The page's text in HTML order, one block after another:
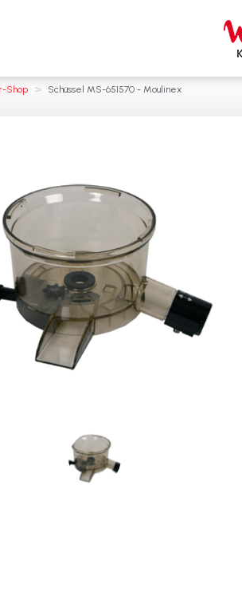
Shop > Schüssel MS-651570 - Moulinex